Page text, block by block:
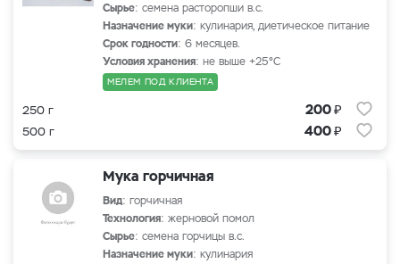
Сырье: семена расторопши в.с.
Назначение муки: кулинария, диетическое питание
Срок годности: 6 месяцев.
Условия хранения: не выше +25°С
МЕЛЕМ ПОД КЛИЕНТА
250 г 200₽
500 г 400₽
Мука горчичная
Вид: горчичная
Технология: жерновой помол
Сырье: семена горчицы в.с.
Назначение муки: кулинария